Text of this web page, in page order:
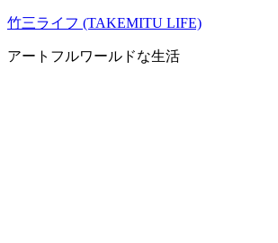
コ
テ
竹三ライフ (TAKEMITU LIFE)
アートフルワールドな生活